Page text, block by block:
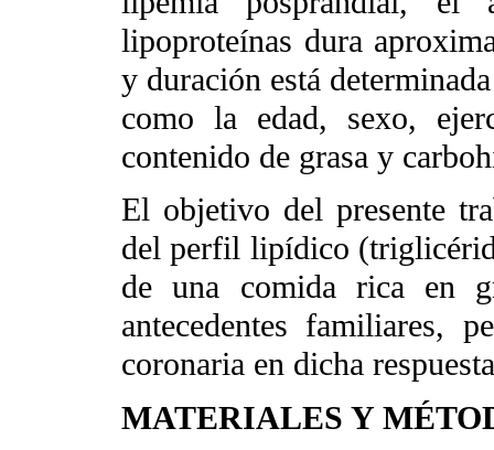
lipoproteínas dura
y duración está
como la edad, sexo,
contenido de grasa y
El objetivo del presente
del perfil lipídico
de una comida rica en
antecedentes familiares,
coronaria en dicha
MATERIALES Y